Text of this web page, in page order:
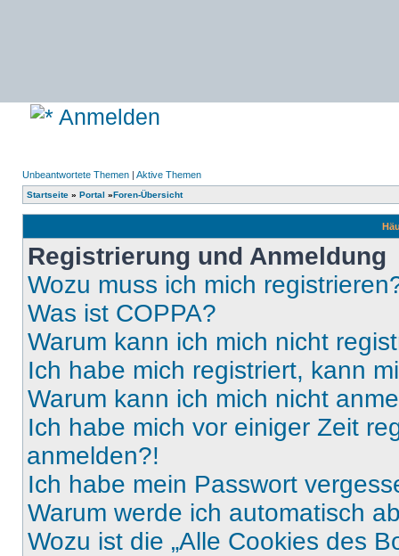
Anmelden
Unbeantwortete Themen | Aktive Themen
Startseite » Portal »Foren-Übersicht
Registrierung und Anmeldung
Wozu muss ich mich
Was ist COPPA?
Warum kann ich mich nicht
Ich habe mich registriert, kann
Warum kann ich mich nicht
Ich habe mich vor einiger Zeit
anmelden?!
Ich habe mein Passwort
Warum werde ich automatisch
Wozu ist die „Alle Cookies des